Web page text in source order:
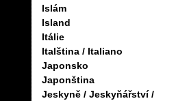
Islám
Island
Itálie
Italština / Italiano
Japonsko
Japonština
Jeskyně / Jeskyňářství /